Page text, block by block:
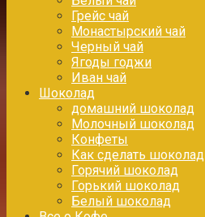
Грейс чай
Монастырский чай
Черный чай
Ягоды годжи
Иван чай
Шоколад
домашний шоколад
Молочный шоколад
Конфеты
Как сделать шоколад
Горячий шоколад
Горький шоколад
Белый шоколад